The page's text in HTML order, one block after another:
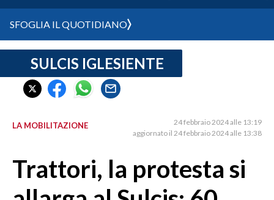
CRONACA SARDEGNA
CAGLIARI
SULCIS IGLESIENTE
SASSARI E PROVINCIA
GALLURA
SFOGLIA IL QUOTIDIANO
SULCIS IGLESIENTE
LA MOBILITAZIONE
24 febbraio 2024 alle 13:19
aggiornato il 24 febbraio 2024 alle 13:38
Trattori, la protesta si